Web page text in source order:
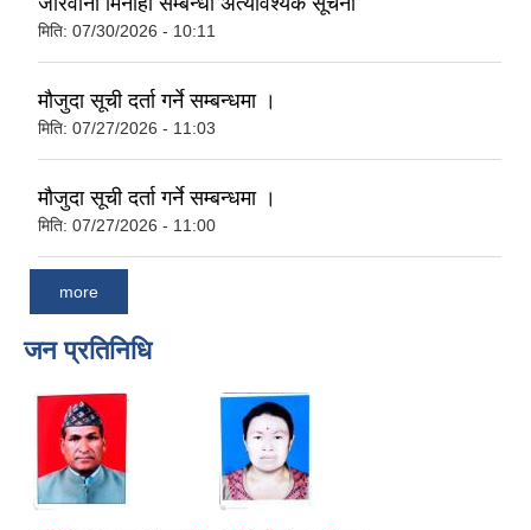
मिति: 07/30/2026 - 10:11
मौजुदा सूची दर्ता गर्ने सम्बन्धमा ।
मिति: 07/27/2026 - 11:03
मौजुदा सूची दर्ता गर्ने सम्बन्धमा ।
मिति: 07/27/2026 - 11:00
more
जन प्रतिनिधि